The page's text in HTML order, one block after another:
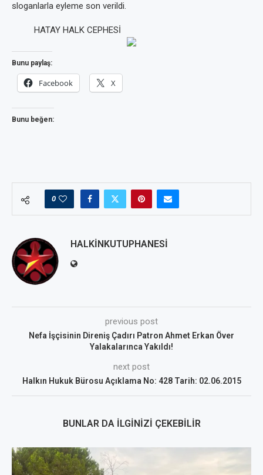
sloganlarla eyleme son verildi.
HATAY HALK CEPHESİ
Bunu paylaş:
Facebook X
Bunu beğen:
0
HALKINKUTUPHANESI
previous post
Nefa İşçisinin Direniş Çadırı Patron Ahmet Erkan Över
Yalakalarınca Yakıldı!
next post
Halkın Hukuk Bürosu Açıklama No: 428 Tarih: 02.06.2015
BUNLAR DA İLGINIZI ÇEKEBILIR